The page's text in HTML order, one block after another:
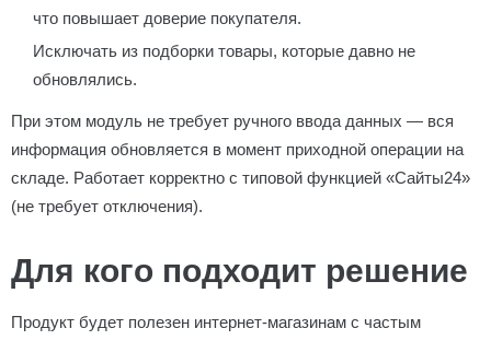
что повышает доверие покупателя.
Исключать из подборки товары, которые давно не
обновлялись.
При этом модуль не требует ручного ввода данных — вся
информация обновляется в момент приходной операции на
складе. Работает корректно с типовой функцией «Сайты24»
(не требует отключения).
Для кого подходит решение
Продукт будет полезен интернет-магазинам с частым